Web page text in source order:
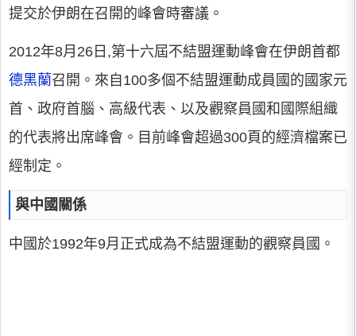
提交於伊朗在召開的峰會時審議。
2012年8月26日,第十六屆不結盟運動峰會在伊朗首都
德黑蘭召開。來自100多個不結盟運動成員國的國家元
首、政府首腦、高級代表、以及觀察員國和國際組織
的代表將出席峰會。目前峰會超過300頁的經濟檔案已
經制定。
與中國關係
中國於1992年9月正式成為不結盟運動的觀察員國。